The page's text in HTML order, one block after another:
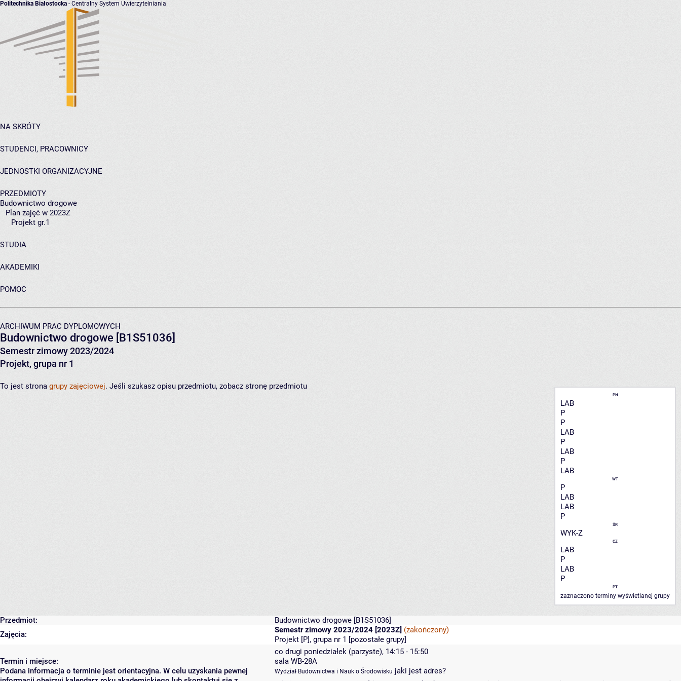
Politechnika Białostocka - Centralny System Uwierzytelniania
NA SKRÓTY
STUDENCI, PRACOWNICY
JEDNOSTKI ORGANIZACYJNE
PRZEDMIOTY
Budownictwo drogowe
Plan zajęć w 2023Z
Projekt gr.1
STUDIA
AKADEMIKI
POMOC
ARCHIWUM PRAC DYPLOMOWYCH
Budownictwo drogowe [B1S51036]
Semestr zimowy 2023/2024
Projekt, grupa nr 1
PN
LAB
P
P
LAB
P
LAB
P
LAB
WT
P
LAB
LAB
P
ŚR
WYK-Z
CZ
LAB
P
LAB
P
PT
zaznaczono terminy wyświetlanej grupy
To jest strona grupy zajęciowej. Jeśli szukasz opisu przedmiotu, zobacz stronę przedmiotu
Przedmiot: Budownictwo drogowe [B1S51036]
Zajęcia:
Semestr zimowy 2023/2024 [2023Z] (zakończony)
Projekt [P], grupa nr 1 [pozostałe grupy]
Termin i miejsce:
Podana informacja o terminie jest orientacyjna. W celu uzyskania pewnej
co drugi poniedziałek (parzyste), 14:15 - 15:50
sala WB-28A
Wydział Budownictwa i Nauk o Środowisku jaki jest adres?